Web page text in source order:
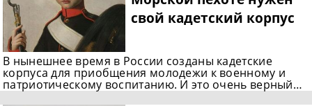
свой кадетский корпус
В нынешнее время в России созданы кадетские
корпуса для приобщения молодежи к военному и
патриотическому воспитанию. И это очень верный…